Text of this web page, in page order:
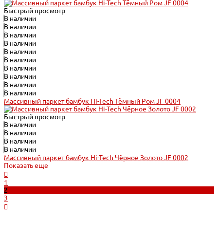
Быстрый просмотр
В наличии
В наличии
В наличии
В наличии
В наличии
В наличии
В наличии
В наличии
В наличии
В наличии
Массивный паркет бамбук Hi-Tech Тёмный Ром JF 0004
Быстрый просмотр
В наличии
В наличии
В наличии
В наличии
Массивный паркет бамбук Hi-Tech Чёрное Золото JF 0002
Показать еще
1
2
3